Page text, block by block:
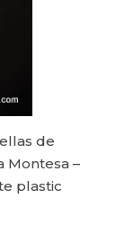
de
Montesa –
plastic